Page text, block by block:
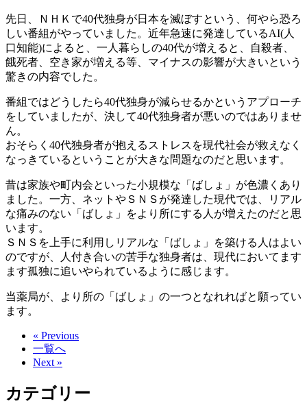
先日、ＮＨＫで40代独身が日本を滅ぼすという、何やら恐ろ
しい番組がやっていました。近年急速に発達しているAI(人
口知能)によると、一人暮らしの40代が増えると、自殺者、
餓死者、空き家が増える等、マイナスの影響が大きいという
驚きの内容でした。
番組ではどうしたら40代独身が減らせるかというアプローチ
をしていましたが、決して40代独身者が悪いのではありませ
ん。
おそらく40代独身者が抱えるストレスを現代社会が救えなく
なっきているということが大きな問題なのだと思います。
昔は家族や町内会といった小規模な「ばしょ」が色濃くあり
ました。一方、ネットやＳＮＳが発達した現代では、リアル
な痛みのない「ばしょ」をより所にする人が増えたのだと思
います。
ＳＮＳを上手に利用しリアルな「ばしょ」を築ける人はよい
のですが、人付き合いの苦手な独身者は、現代においてます
ます孤独に追いやられているように感じます。
当薬局が、より所の「ばしょ」の一つとなれればと願ってい
ます。
« Previous
一覧へ
Next »
カテゴリー